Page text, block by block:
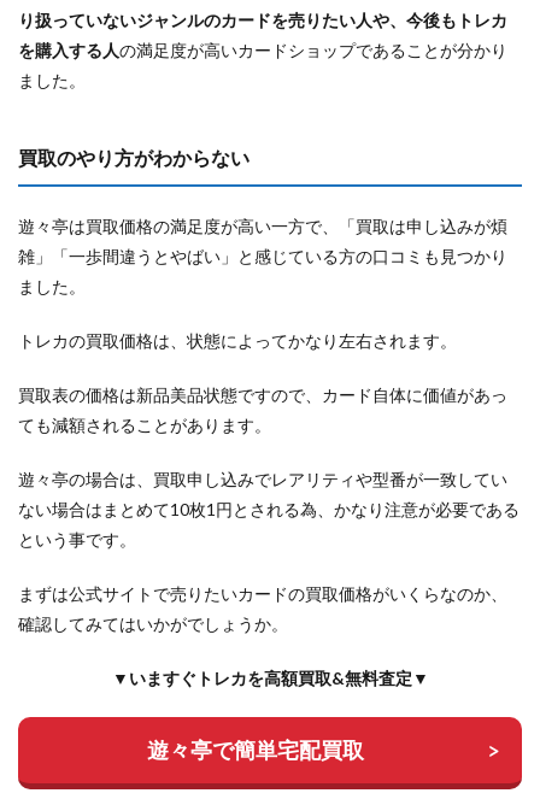
り扱っていないジャンルのカードを売りたい人や、今後もトレカ
を購入する人の満足度が高いカードショップであることが分かり
ました。
買取のやり方がわからない
遊々亭は買取価格の満足度が高い一方で、「買取は申し込みが煩
雑」「一歩間違うとやばい」と感じている方の口コミも見つかり
ました。
トレカの買取価格は、状態によってかなり左右されます。
買取表の価格は新品美品状態ですので、カード自体に価値があっ
ても減額されることがあります。
遊々亭の場合は、買取申し込みでレアリティや型番が一致してい
ない場合はまとめて10枚1円とされる為、かなり注意が必要である
という事です。
まずは公式サイトで売りたいカードの買取価格がいくらなのか、
確認してみてはいかがでしょうか。
▼いますぐトレカを高額買取&無料査定▼
遊々亭で簡単宅配買取